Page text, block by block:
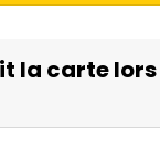
carte lors